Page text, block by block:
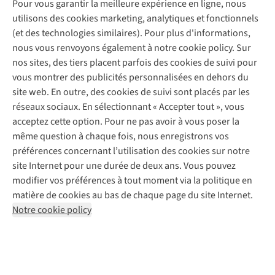
Pour vous garantir la meilleure expérience en ligne, nous
utilisons des cookies marketing, analytiques et fonctionnels
(et des technologies similaires). Pour plus d'informations,
nous vous renvoyons également à notre cookie policy. Sur
nos sites, des tiers placent parfois des cookies de suivi pour
vous montrer des publicités personnalisées en dehors du
site web. En outre, des cookies de suivi sont placés par les
réseaux sociaux. En sélectionnant « Accepter tout », vous
acceptez cette option. Pour ne pas avoir à vous poser la
même question à chaque fois, nous enregistrons vos
préférences concernant l’utilisation des cookies sur notre
site Internet pour une durée de deux ans. Vous pouvez
modifier vos préférences à tout moment via la politique en
matière de cookies au bas de chaque page du site Internet.
Notre cookie policy
Contactez-nous
À propos d’A.S.Adventure
Déclaration d'accessibilité
Service de lavage
Entretien de chaussures
Réparation de chaussures
Réparation de vêtements
Retouches
Pour les entreprises
Explore Camp
Gear Check
Expertise & conseils
Abonnez-vous à la newsletter
Suivez-nous
Mentions légales
Politique de confidentialité
Conditions générales
Cookie Policy
AS Adventure Luxemburg SA,